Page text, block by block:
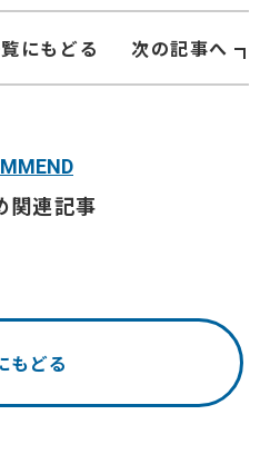
にもどる 次の記事へ
関連記事
もどる